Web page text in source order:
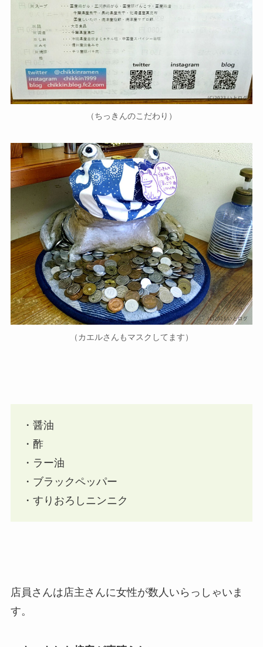
（ちっきんのこだわり）
（カエルさんもマスクしてます）
・醤油
・酢
・ラー油
・ブラックペッパー
・すりおろしニンニク
店員さんは店主さんに女性が数人いらっしゃいま
す。